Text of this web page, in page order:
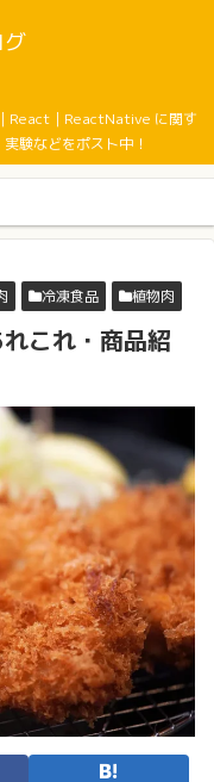
React｜ReactNative に関す
験などをポスト中！
冷凍食品 植物肉
これ・商品紹